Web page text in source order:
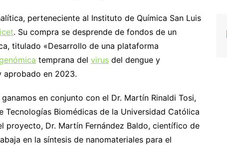
perteneciente al Instituto de Química San Luis
. Su compra se desprende de fondos de un
titulado «Desarrollo de una plataforma
temprana del virus del dengue y
aprobado en 2023.
en conjunto con el Dr. Martín Rinaldi Tosi,
Biomédicas de la Universidad Católica
Dr. Martín Fernández Baldo, científico de
en la síntesis de nanomateriales para el